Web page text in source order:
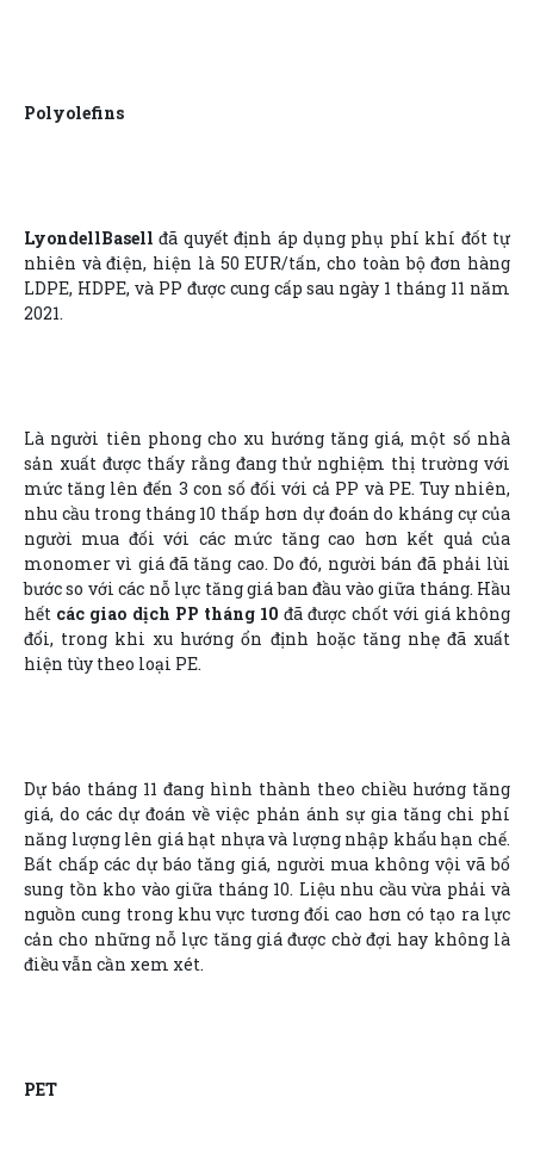
Polyolefins
LyondellBasell đã quyết định áp dụng phụ phí khí đốt tự
nhiên và điện, hiện là 50 EUR/tấn, cho toàn bộ đơn hàng
LDPE, HDPE, và PP được cung cấp sau ngày 1 tháng 11 năm
2021.
Là người tiên phong cho xu hướng tăng giá, một số nhà
sản xuất được thấy rằng đang thử nghiệm thị trường với
mức tăng lên đến 3 con số đối với cả PP và PE. Tuy nhiên,
nhu cầu trong tháng 10 thấp hơn dự đoán do kháng cự của
người mua đối với các mức tăng cao hơn kết quả của
monomer vì giá đã tăng cao. Do đó, người bán đã phải lùi
bước so với các nỗ lực tăng giá ban đầu vào giữa tháng. Hầu
hết các giao dịch PP tháng 10 đã được chốt với giá không
đổi, trong khi xu hướng ổn định hoặc tăng nhẹ đã xuất
hiện tùy theo loại PE.
Dự báo tháng 11 đang hình thành theo chiều hướng tăng
giá, do các dự đoán về việc phản ánh sự gia tăng chi phí
năng lượng lên giá hạt nhựa và lượng nhập khẩu hạn chế.
Bất chấp các dự báo tăng giá, người mua không vội vã bổ
sung tồn kho vào giữa tháng 10. Liệu nhu cầu vừa phải và
nguồn cung trong khu vực tương đối cao hơn có tạo ra lực
cản cho những nỗ lực tăng giá được chờ đợi hay không là
điều vẫn cần xem xét.
PET